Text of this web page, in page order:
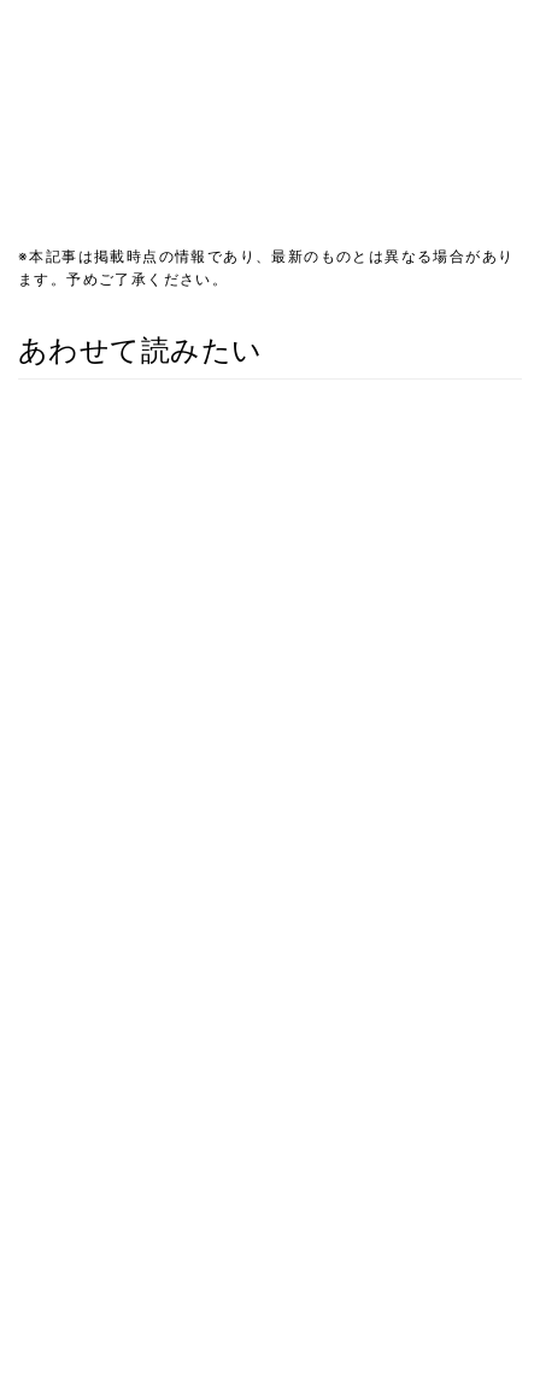
※本記事は掲載時点の情報であり、最新のものとは異なる場合があり
ます。予めご了承ください。
あわせて読みたい